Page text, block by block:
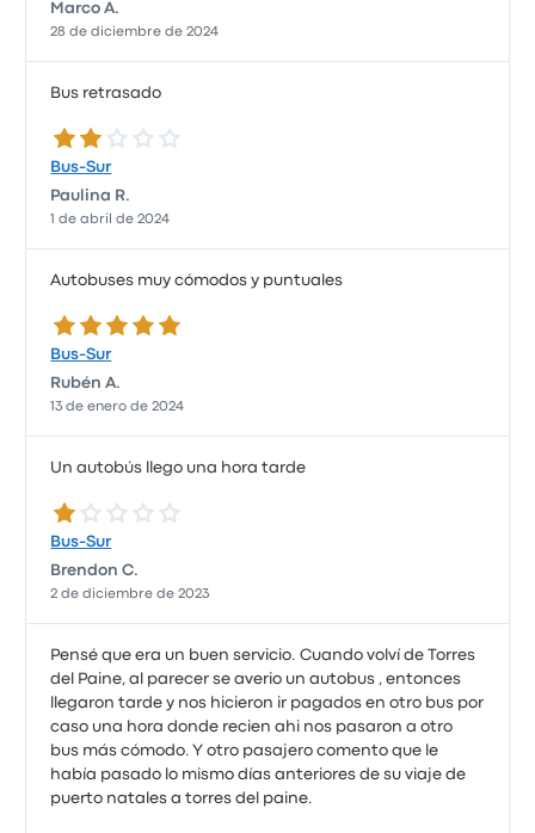
Marco A.
28 de diciembre de 2024
Bus retrasado
2.0 de 5 estrellas
Bus-Sur
Paulina R.
1 de abril de 2024
Autobuses muy cómodos y puntuales
5.0 de 5 estrellas
Bus-Sur
Rubén A.
13 de enero de 2024
Un autobús llego una hora tarde
1.0 de 5 estrellas
Bus-Sur
Brendon C.
2 de diciembre de 2023
Pensé que era un buen servicio. Cuando volví de Torres
del Paine, al parecer se averio un autobus , entonces
llegaron tarde y nos hicieron ir pagados en otro bus por
caso una hora donde recien ahi nos pasaron a otro
bus más cómodo. Y otro pasajero comento que le
había pasado lo mismo días anteriores de su viaje de
puerto natales a torres del paine.